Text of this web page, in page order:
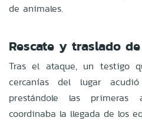
de animales.
Rescate y traslado
Tras el ataque, un testigo
cercanías del lugar
prestándole las primeras
coordinaba la llegada de los